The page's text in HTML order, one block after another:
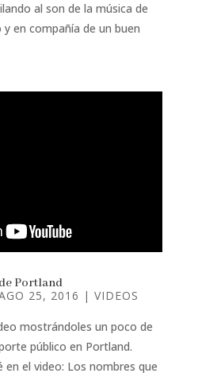
al son de la música de
en compañía de un buen
Portland
25, 2016 | VIDEOS
mostrándoles un poco de
público en Portland.
en el video: Los nombres que